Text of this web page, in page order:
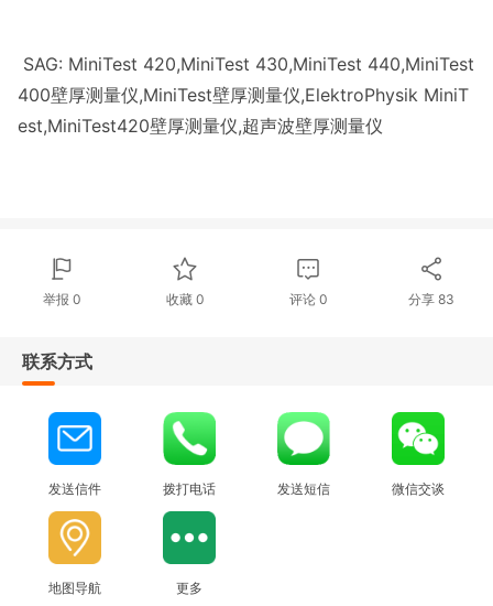
SAG: MiniTest 420,MiniTest 430,MiniTest 440,MiniTest
400壁厚测量仪,MiniTest壁厚测量仪,ElektroPhysik MiniT
est,MiniTest420壁厚测量仪,超声波壁厚测量仪
举报 0 收藏 0 评论 0 分享 83
联系方式
发送信件 拨打电话 发送短信 微信交谈
地图导航 更多